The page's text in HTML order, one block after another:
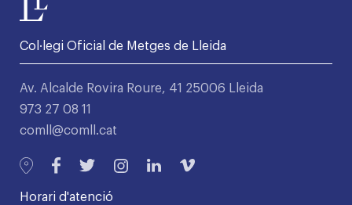
Col·legi Oficial de Metges de Lleida
Av. Alcalde Rovira Roure, 41 25006 Lleida
973 27 08 11
comll@comll.cat
Horari d'atenció